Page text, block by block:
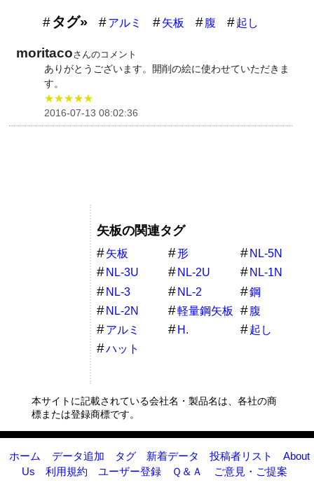
タグ» アルミ 矢板 腹 起し
moritacoさんのコメント
ありがとうございます。開削の絵に使わせていただきま
す。
★★★★★
2016-07-13 08:02:36
矢板の関連タグ
矢板 形
NL-5N
NL-3U
NL-2U
NL-1N
NL-3
NL-2
鋼
NL-2N
軽量鋼矢板
腹
アルミ
H.
起し
ハット
本サイトに記載されている会社名・製品名は、各社の商
標または登録商標です。
ホーム データ追加 タグ 新着データ 投稿者リスト
About
Us
利用規約 ユーザー登録 Ｑ＆Ａ ご意見・ご提案